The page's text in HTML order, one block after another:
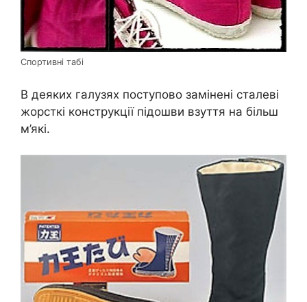
Спортивні табі
В деяких галузях поступово замінені сталеві
жорсткі конструкції підошви взуття на більш
м’які.